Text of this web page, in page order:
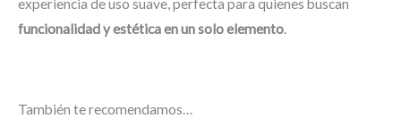
experiencia de uso suave, perfecta para quienes buscan
funcionalidad y estética en un solo elemento.
También te recomendamos…